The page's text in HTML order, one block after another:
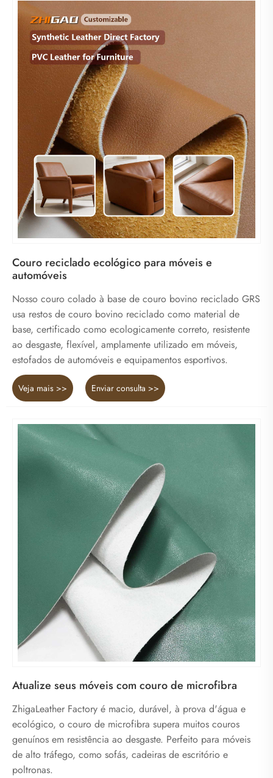
Couro reciclado ecológico para móveis e
automóveis
Nosso couro colado à base de couro bovino reciclado GRS
usa restos de couro bovino reciclado como material de
base, certificado como ecologicamente correto, resistente
ao desgaste, flexível, amplamente utilizado em móveis,
estofados de automóveis e equipamentos esportivos.
Veja mais >> Enviar consulta >>
Atualize seus móveis com couro de microfibra
ZhigaLeather Factory é macio, durável, à prova d'água e
ecológico, o couro de microfibra supera muitos couros
genuínos em resistência ao desgaste. Perfeito para móveis
de alto tráfego, como sofás, cadeiras de escritório e
poltronas.